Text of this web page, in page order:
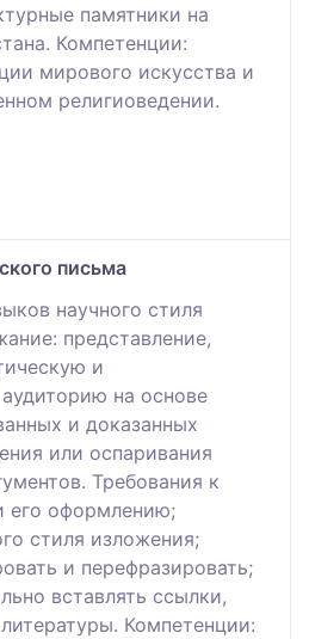
памятники на
Компетенции:
мирового искусства и
религиоведении.
письма
научного стиля
представление,
и
на основе
и доказанных
или оспаривания
Требования к
его оформлению;
стиля изложения;
и перефразировать;
вставлять ссылки,
Компетенции: